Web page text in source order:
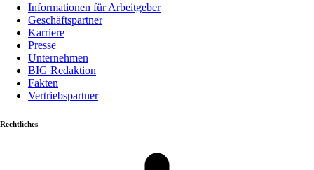
Informationen für Arbeitgeber
Geschäftspartner
Karriere
Presse
Unternehmen
BIG Redaktion
Fakten
Vertriebspartner
Rechtliches